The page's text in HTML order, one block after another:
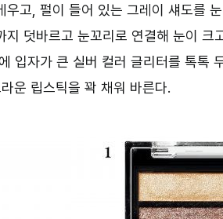
고, 펄이 들어 있는 그레이 섀도를
덧바르고 눈꼬리로 연결해 눈이 크
입자가 큰 실버 컬러 글리터를 톡톡
운 립스틱을 꽉 채워 바른다.